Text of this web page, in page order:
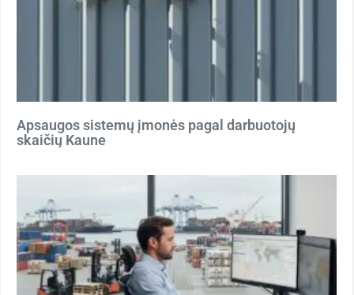
Apsaugos sistemų įmonės pagal darbuotojų
skaičių Kaune